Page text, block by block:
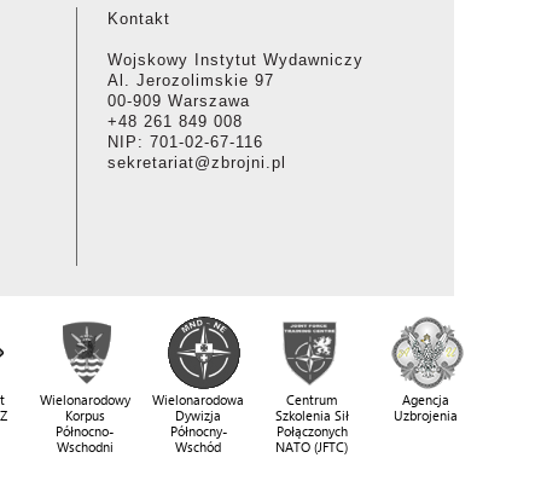
Kontakt
Wojskowy Instytut Wydawniczy
Al. Jerozolimskie 97
00-909 Warszawa
+48 261 849 008
NIP: 701-02-67-116
sekretariat@zbrojni.pl
Wielonarodowy
Korpus
Północno-
Wschodni
Wielonarodowa
Dywizja
Północny-
Wschód
Centrum
Szkolenia Sił
Połączonych
NATO (JFTC)
Agencja
Uzbrojenia